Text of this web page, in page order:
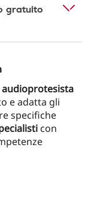
gratuito
audioprotesista
e adatta gli
specifiche
con